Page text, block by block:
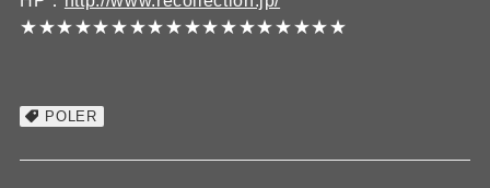
★★★★★★★★★★★★★★★★★★
POLER